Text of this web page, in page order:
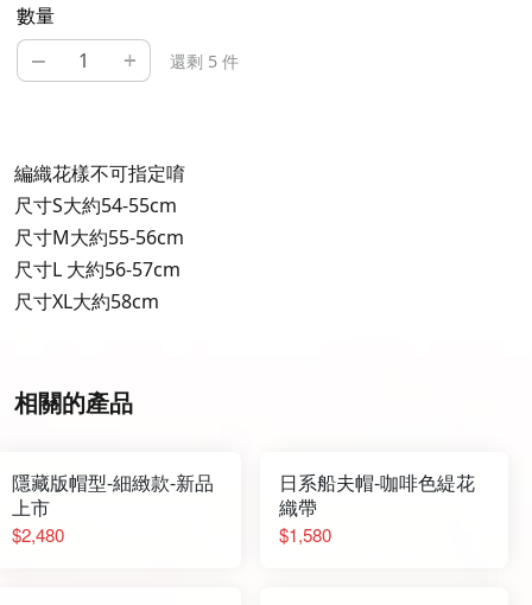
數量
– + 還剩 5 件
編織花樣不可指定唷
尺寸S大約54-55cm
尺寸M大約55-56cm
尺寸L 大約56-57cm
尺寸XL大約58cm
相關的產品
隱藏版帽型-細緻款-新品
上市
$2,480
日系船夫帽-咖啡色緹花
織帶
$1,580